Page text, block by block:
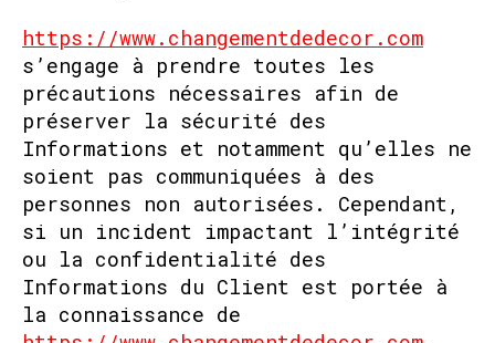
https://www.changementdedecor.com
s’engage à prendre toutes les
précautions nécessaires afin de
préserver la sécurité des
Informations et notamment qu’elles ne
soient pas communiquées à des
personnes non autorisées. Cependant,
si un incident impactant l’intégrité
ou la confidentialité des
Informations du Client est portée à
la connaissance de